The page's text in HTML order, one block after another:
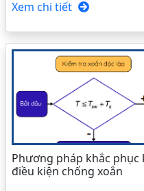
Xem chi tiết
Phương pháp khắc
điều kiện chống xoắn